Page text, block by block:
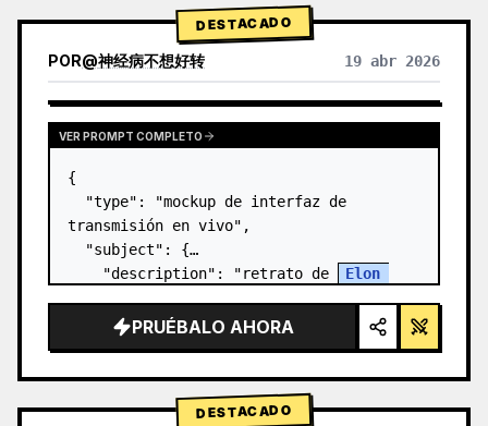
DESTACADO
POR@神经病不想好转 19 abr 2026
VER PROMPT COMPLETO
{
  "type": "mockup de interfaz de
transmisión en vivo",
  "subject": {
    "description": "retrato de
Elon
negra con un gráfico técnico esquemático
en blanco",
PRUÉBALO AHORA
DESTACADO